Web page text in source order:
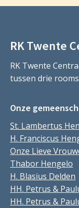
RK Twente
RK Twente
tussen drie
Onze
St. Lambertus
H. Franciscus
Onze Lieve
Thabor Hengelo
H. Blasius Delden
HH. Petrus &
HH. Petrus &